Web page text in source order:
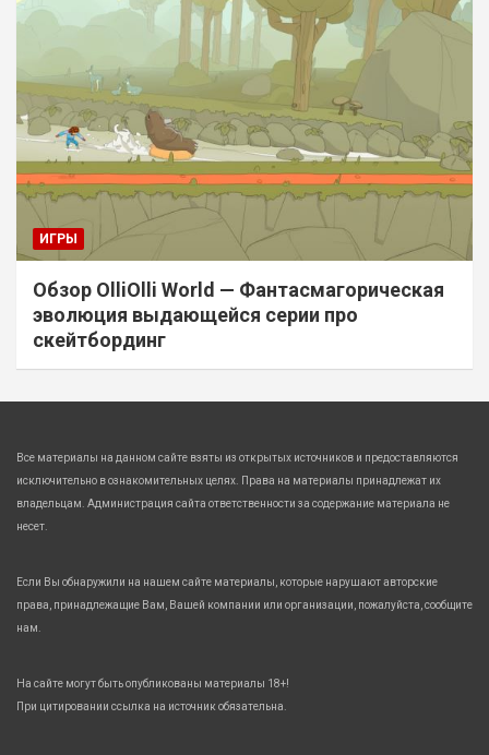
ИГРЫ
Обзор OlliOlli World — Фантасмагорическая
эволюция выдающейся серии про
скейтбординг
Все материалы на данном сайте взяты из открытых источников и предоставляются
исключительно в ознакомительных целях. Права на материалы принадлежат их
владельцам. Администрация сайта ответственности за содержание материала не
несет.
Если Вы обнаружили на нашем сайте материалы, которые нарушают авторские
права, принадлежащие Вам, Вашей компании или организации, пожалуйста, сообщите
нам.
На сайте могут быть опубликованы материалы 18+!
При цитировании ссылка на источник обязательна.